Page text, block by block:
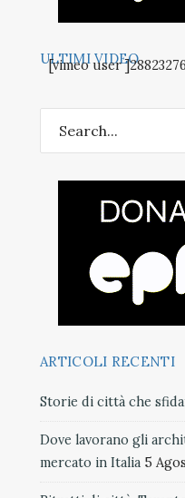
ULTIMI VIDEO
[vimeo user
ARTICOLI RECENTI
Storie di città che
Dove lavorano gli
mercato in Italia 5